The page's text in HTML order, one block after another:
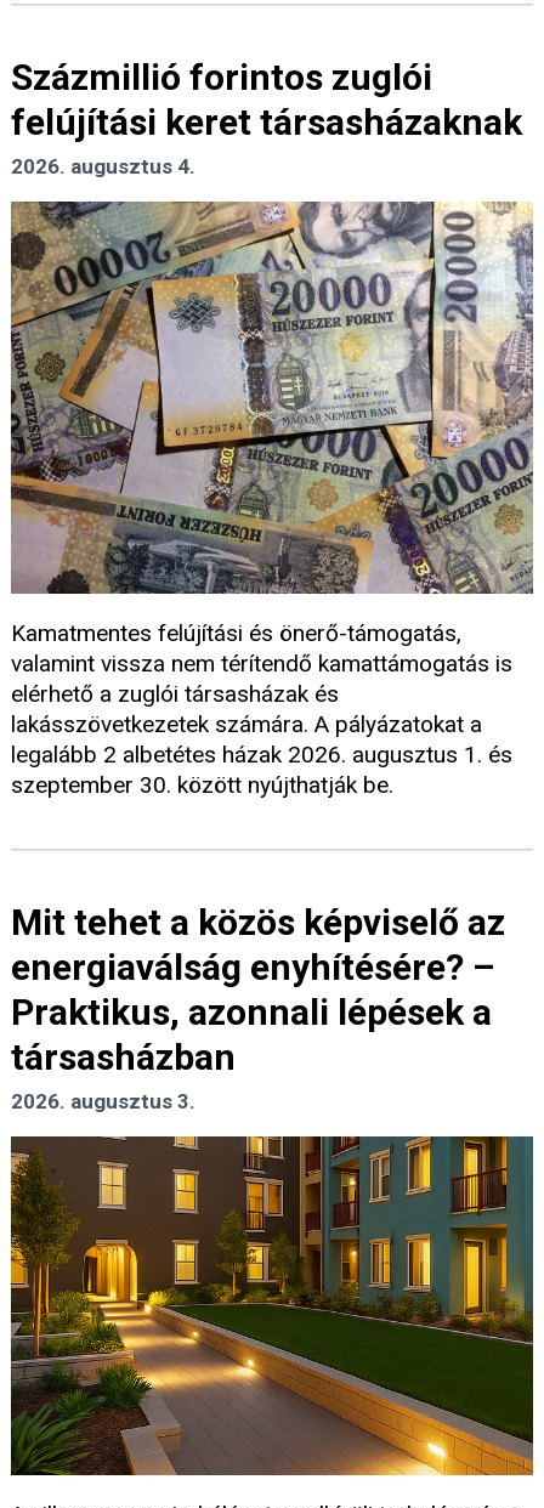
Százmillió forintos zuglói
felújítási keret társasházaknak
2026. augusztus 4.
Kamatmentes felújítási és önerő-támogatás,
valamint vissza nem térítendő kamattámogatás is
elérhető a zuglói társasházak és
lakásszövetkezetek számára. A pályázatokat a
legalább 2 albetétes házak 2026. augusztus 1. és
szeptember 30. között nyújthatják be.
Mit tehet a közös képviselő az
energiaválság enyhítésére? –
Praktikus, azonnali lépések a
társasházban
2026. augusztus 3.